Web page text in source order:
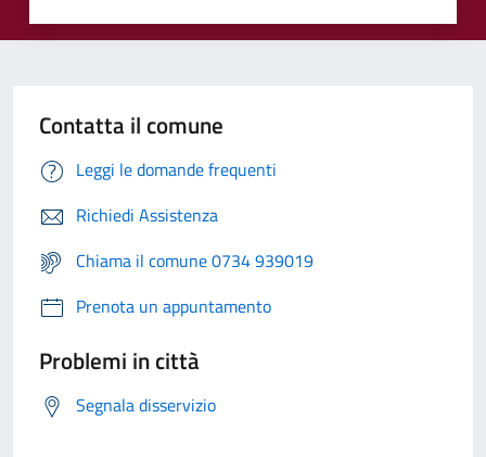
Contatta il comune
Leggi le domande frequenti
Richiedi Assistenza
Chiama il comune 0734 939019
Prenota un appuntamento
Problemi in città
Segnala disservizio